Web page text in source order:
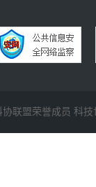
协联盟荣誉成员 科